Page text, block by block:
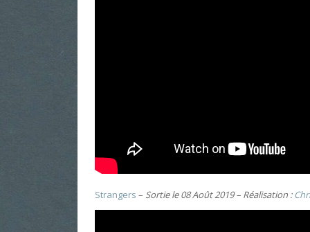
Strangers – Sortie le 08 Août 2019 – Réalisation :